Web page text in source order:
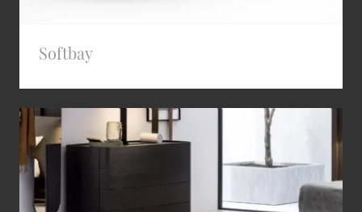
Softbay